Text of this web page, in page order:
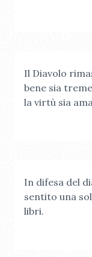
Il Diavolo
bene sia
la virtù sia
In difesa del
sentito una
libri.